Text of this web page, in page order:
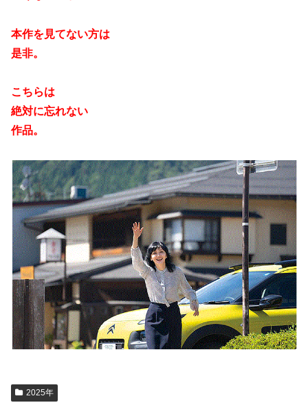
本作を見てない方は
是非。
こちらは
絶対に忘れない
作品。
2025年